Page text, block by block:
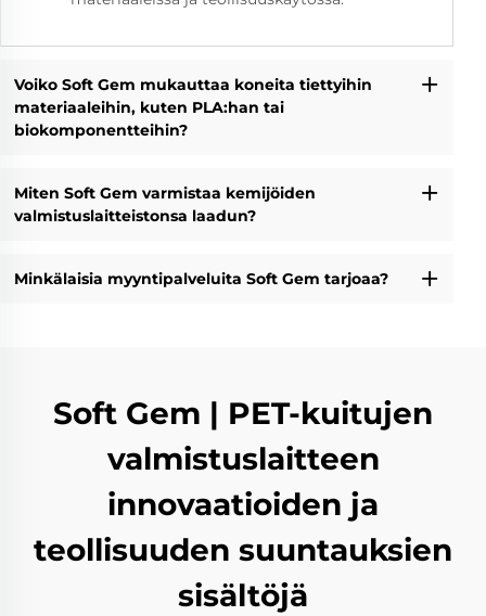
Voiko Soft Gem mukauttaa koneita tiettyihin
materiaaleihin, kuten PLA:han tai
biokomponentteihin?
Miten Soft Gem varmistaa kemijöiden
valmistuslaitteistonsa laadun?
Minkälaisia myyntipalveluita Soft Gem tarjoaa?
Soft Gem | PET-kuitujen
valmistuslaitteen
innovaatioiden ja
teollisuuden suuntauksien
sisältöjä